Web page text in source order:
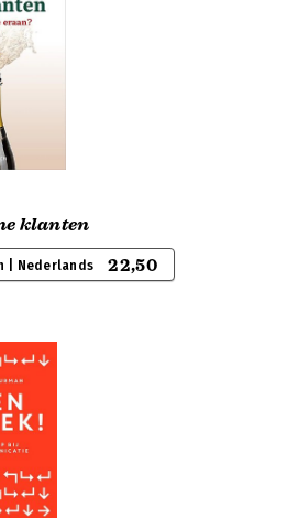
klanten
| Nederlands 22,50